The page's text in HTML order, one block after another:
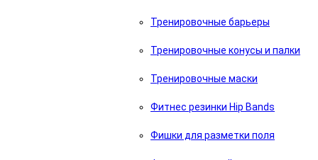
Тренировочные барьеры
Тренировочные конусы и палки
Тренировочные маски
Фитнес резинки Hip Bands
Фишки для разметки поля